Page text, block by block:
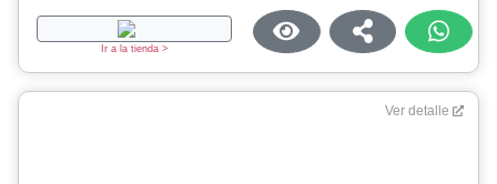
Ir a la tienda >
Ver detalle